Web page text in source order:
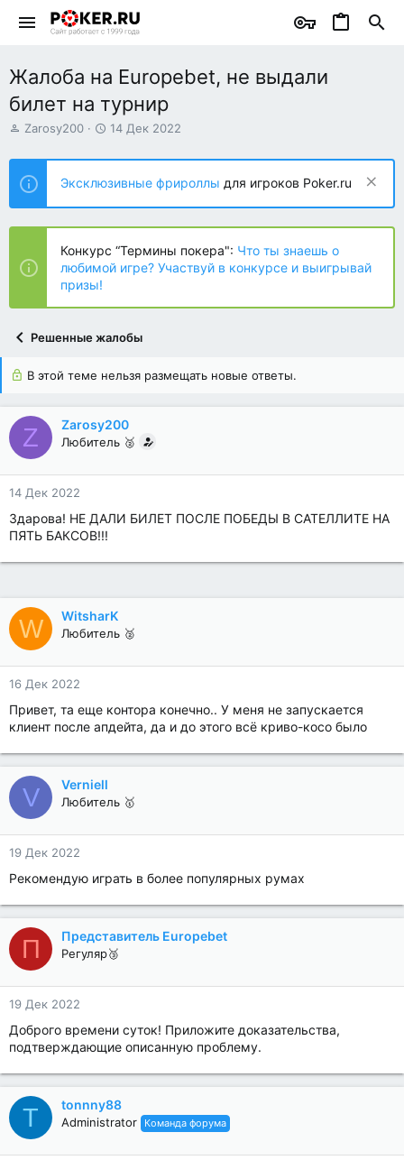
Жалоба на Europebet, не выдали
билет на турнир
А
т
о
р
т
е
ы
Zarosy200
Д
т
н
а
ч
л
а
14 Дек 2022
Эксклюзивные фрироллы для игроков Poker.ru
Конкурс “Термины покера": Что ты знаешь о
любимой игре? Участвуй в конкурсе и выигрывай
призы!
Решенные жалобы
В этой теме нельзя размещать новые ответы.
Z Zarosy200
Любитель 🥈
14 Дек 2022
Здарова! НЕ ДАЛИ БИЛЕТ ПОСЛЕ ПОБЕДЫ В САТЕЛЛИТЕ НА
ПЯТЬ БАКСОВ!!!
W WitsharK
Любитель 🥈
16 Дек 2022
Привет, та еще контора конечно.. У меня не запускается
клиент после апдейта, да и до этого всё криво-косо было
V Verniell
Любитель 🥇
19 Дек 2022
Рекомендую играть в более популярных румах
П Представитель Europebet
Регуляр🥉
19 Дек 2022
Доброго времени суток! Приложите доказательства,
подтверждающие описанную проблему.
T tonnny88
Administrator Команда форума